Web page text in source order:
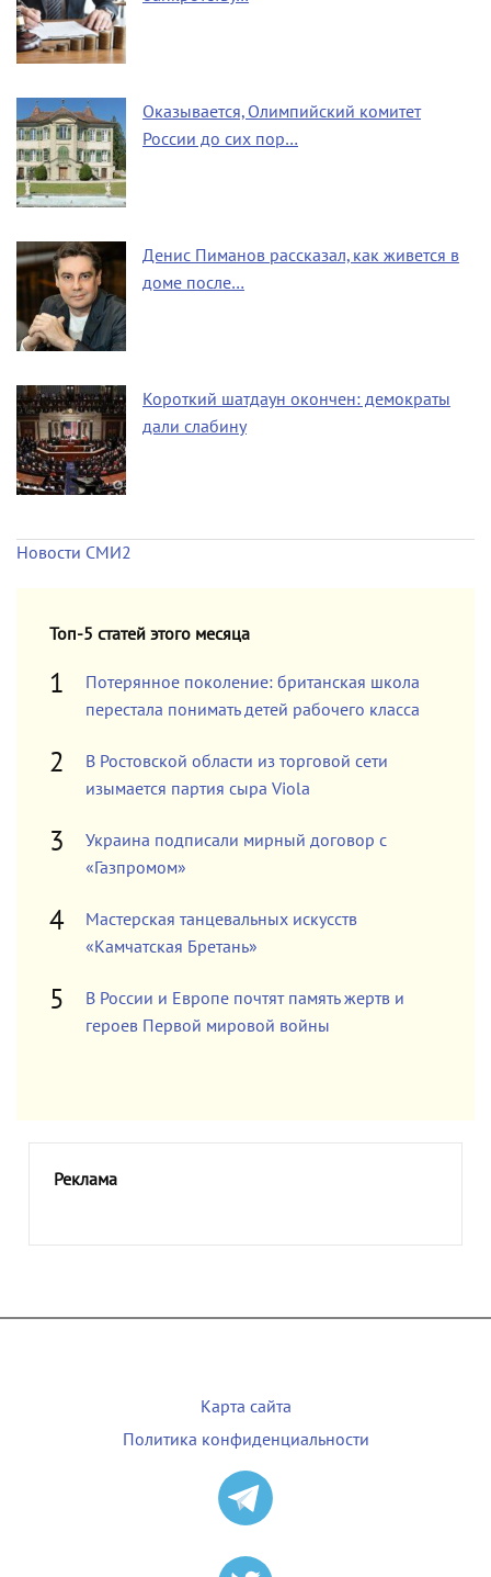
Оказывается, Олимпийский комитет
России до сих пор…
Денис Пиманов рассказал, как живется в
доме после…
Короткий шатдаун окончен: демократы
дали слабину
Новости СМИ2
Топ-5 статей этого месяца
Потерянное поколение: британская школа
перестала понимать детей рабочего класса
В Ростовской области из торговой сети
изымается партия сыра Viola
Украина подписали мирный договор с
«Газпромом»
Мастерская танцевальных искусств
«Камчатская Бретань»
В России и Европе почтят память жертв и
героев Первой мировой войны
Реклама
Карта сайта
Политика конфиденциальности